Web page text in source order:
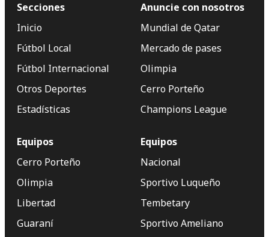
Secciones
Inicio
Fútbol Local
Fútbol Internacional
Otros Deportes
Estadísticas
Anuncie con nosotros
Mundial de Qatar
Mercado de pases
Olimpia
Cerro Porteño
Champions League
Equipos
Cerro Porteño
Olimpia
Libertad
Guaraní
Equipos
Nacional
Sportivo Luqueño
Tembetary
Sportivo Ameliano